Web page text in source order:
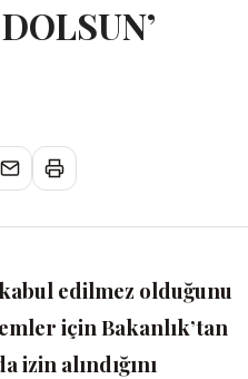
edilmez olduğunu
için Bakanlık’tan
izin alındığını